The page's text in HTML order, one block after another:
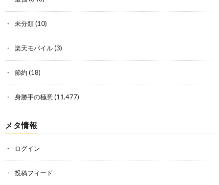
未分類(10)
楽天モバイル(3)
節約 (18)
身勝手の極意(11,477)
メタ情報
ログイン
投稿フィード